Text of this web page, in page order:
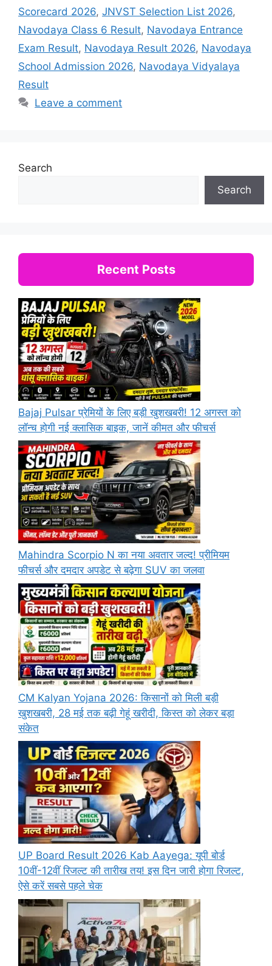
Scorecard 2026, JNVST Selection List 2026,
Navodaya Class 6 Result, Navodaya Entrance
Exam Result, Navodaya Result 2026, Navodaya
School Admission 2026, Navodaya Vidyalaya
Result
Leave a comment
Search
Search
Recent Posts
Bajaj Pulsar प्रेमियों के लिए बड़ी खुशखबरी! 12 अगस्त को
लॉन्च होगी नई क्लासिक बाइक, जानें कीमत और फीचर्स
Mahindra Scorpio N का नया अवतार जल्द! प्रीमियम
फीचर्स और दमदार अपडेट से बढ़ेगा SUV का जलवा
CM Kalyan Yojana 2026: किसानों को मिली बड़ी
खुशखबरी, 28 मई तक बढ़ी गेहूं खरीदी, किस्त को लेकर बड़ा
संकेत
UP Board Result 2026 Kab Aayega: यूपी बोर्ड
10वीं-12वीं रिजल्ट की तारीख तय! इस दिन जारी होगा रिजल्ट,
ऐसे करें सबसे पहले चेक